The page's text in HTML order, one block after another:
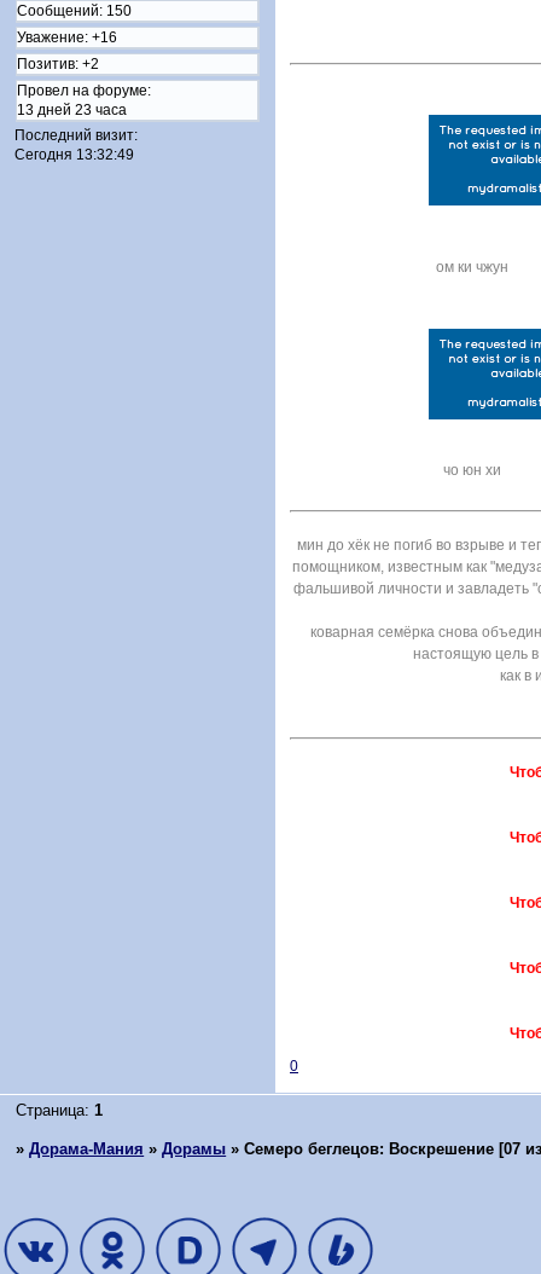
Сообщений: 150
Уважение: +16
Позитив: +2
Провел на форуме:
13 дней 23 часа
Последний визит:
Сегодня 13:32:49
ом ки чжун
чо юн хи
мин до хёк не погиб во взрыве и
помощником, известным как
фальшивой личности и завладеть
коварная семёрка снова
настоящую цель в
как в
0
Страница:1
»Дорама-Мания »Дорамы »Семеро беглецов: Воскрешение [07